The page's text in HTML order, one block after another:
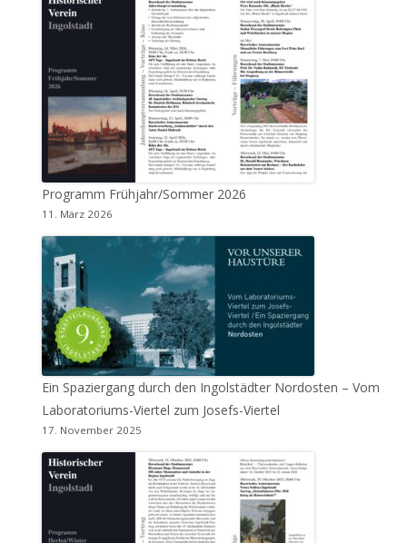
Programm Frühjahr/Sommer 2026
11. März 2026
Ein Spaziergang durch den Ingolstädter Nordosten – Vom
Laboratoriums-Viertel zum Josefs-Viertel
17. November 2025